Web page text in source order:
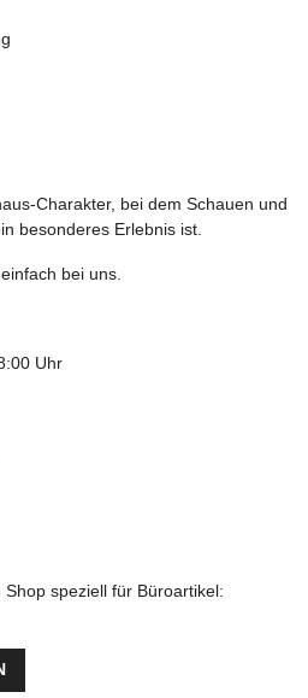
Charakter, bei dem Schauen und
besonderes Erlebnis ist.
bei uns.
Uhr
speziell für Büroartikel: